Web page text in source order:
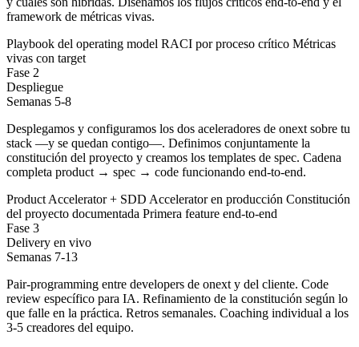
framework de métricas vivas.
Playbook del operating model RACI por proceso crítico Métricas
vivas con target
Fase 2
Despliegue
Semanas 5-8
Desplegamos y configuramos los dos aceleradores de onext sobre tu
stack —y se quedan contigo—. Definimos conjuntamente la
constitución del proyecto y creamos los templates de spec. Cadena
completa product → spec → code funcionando end-to-end.
Product Accelerator + SDD Accelerator en producción Constitución
del proyecto documentada Primera feature end-to-end
Fase 3
Delivery en vivo
Semanas 7-13
Pair-programming entre developers de onext y del cliente. Code
review específico para IA. Refinamiento de la constitución según lo
que falle en la práctica. Retros semanales. Coaching individual a los
3-5 creadores del equipo.